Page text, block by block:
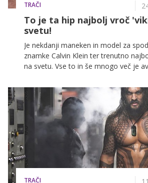
TRAČI
To je ta hip najbolj vroč
svetu!
Je nekdanji maneken in model za
znamke Calvin Klein ter trenutno
na svetu. Vse to in še mnogo več je
zgodovinski seriji Vikingi. Ja,
vzdihuje več milijonov pripadnic
ogromno in bi jih lahko naštevali v
vrhu seznama pa je zagotovo njegov
pogled. Ob njem se zašibijo kolena
TRAČI